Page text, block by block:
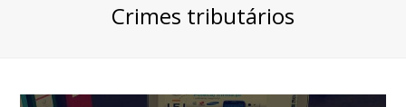
Crimes tributários